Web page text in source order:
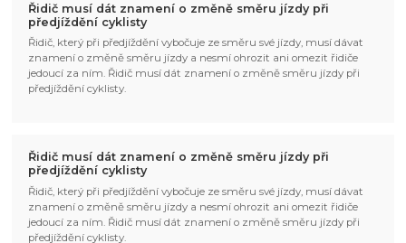
Řidič musí dát znamení o změně směru jízdy při
předjíždění cyklisty
Řidič, který při předjíždění vybočuje ze směru své jízdy, musí dávat
znamení o změně směru jízdy a nesmí ohrozit ani omezit řidiče
jedoucí za ním. Řidič musí dát znamení o změně směru jízdy při
předjíždění cyklisty.
Řidič musí dát znamení o změně směru jízdy při
předjíždění cyklisty
Řidič, který při předjíždění vybočuje ze směru své jízdy, musí dávat
znamení o změně směru jízdy a nesmí ohrozit ani omezit řidiče
jedoucí za ním. Řidič musí dát znamení o změně směru jízdy při
předjíždění cyklisty.